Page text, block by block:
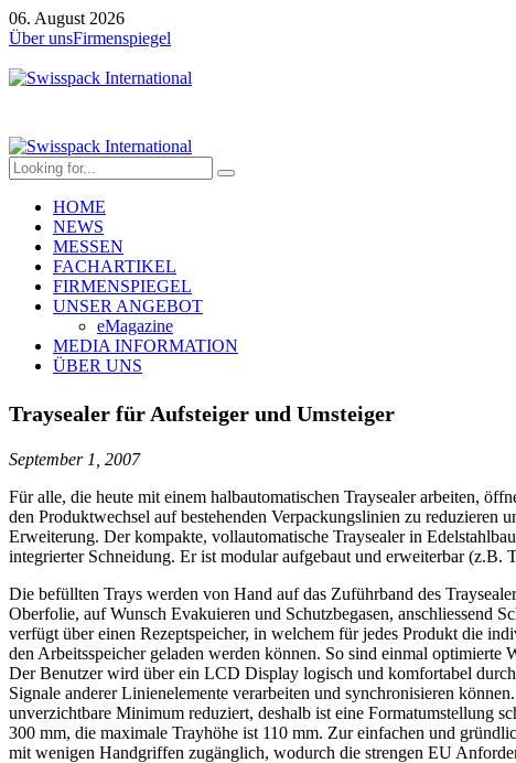
06. August 2026
Über unsFirmenspiegel
HOME
NEWS
MESSEN
FACHARTIKEL
FIRMENSPIEGEL
UNSER ANGEBOT
eMagazine
MEDIA INFORMATION
ÜBER UNS
Traysealer für Aufsteiger und Umsteiger
September 1, 2007
Für alle, die heute mit einem halbautomatischen Traysealer arbeiten,
den Produktwechsel auf bestehenden Verpackungslinien zu
Erweiterung. Der kompakte, vollautomatische Traysealer in
integrierter Schneidung. Er ist modular aufgebaut und erweiterbar (z.B.
Die befüllten Trays werden von Hand auf das Zuführband des
Oberfolie, auf Wunsch Evakuieren und Schutzbegasen, anschliessend
verfügt über einen Rezeptspeicher, in welchem für jedes Produkt die
den Arbeitsspeicher geladen werden können. So sind einmal optimierte
Der Benutzer wird über ein LCD Display logisch und komfortabel
Signale anderer Linienelemente verarbeiten und synchronisieren
unverzichtbare Minimum reduziert, deshalb ist eine Formatumstellung
300 mm, die maximale Trayhöhe ist 110 mm. Zur einfachen und
mit wenigen Handgriffen zugänglich, wodurch die strengen EU